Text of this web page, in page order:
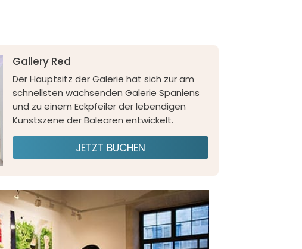
Gallery Red
Der Hauptsitz der Galerie hat sich zur am
schnellsten wachsenden Galerie Spaniens
und zu einem Eckpfeiler der lebendigen
Kunstszene der Balearen entwickelt.
JETZT BUCHEN